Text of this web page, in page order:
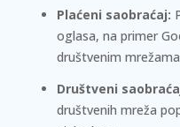
Plaćeni saobraćaj:
oglasa, na primer
društvenim
Društveni
društvenih mreža